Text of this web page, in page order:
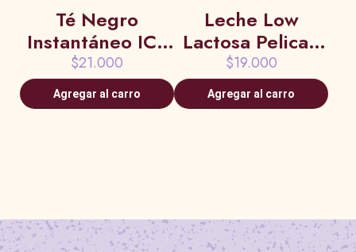
Té Negro
Instantáneo ICS
750 grs
$21.000
Agregar al carro
Leche Low
Lactosa Pelican
Rouge 1kg
$19.000
Agregar al carro